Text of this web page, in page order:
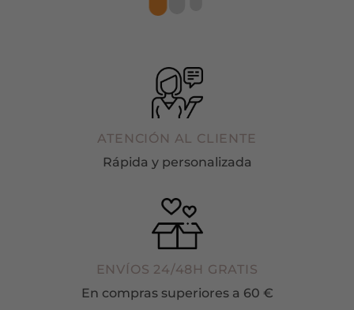
ATENCIÓN AL CLIENTE
Rápida y personalizada
ENVÍOS 24/48H GRATIS
En compras superiores a 60 €